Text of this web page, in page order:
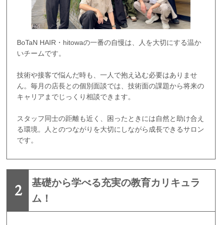
BoTaN HAIR・hitowaの一番の自慢は、人を大切にする温か
いチームです。
技術や接客で悩んだ時も、一人で抱え込む必要はありませ
ん。毎月の店長との個別面談では、技術面の課題から将来の
キャリアまでじっくり相談できます。
スタッフ同士の距離も近く、困ったときには自然と助け合え
る環境。人とのつながりを大切にしながら成長できるサロン
です。
2
基礎から学べる充実の教育カリキュラ
ム！